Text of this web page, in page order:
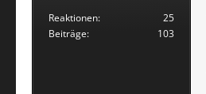
Reaktionen
25
Beiträge
103